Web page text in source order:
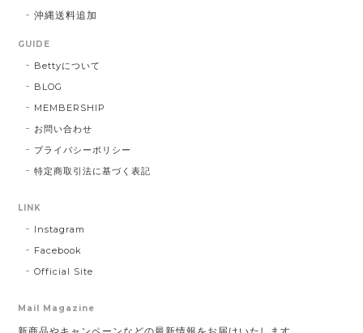
沖縄送料追加
GUIDE
Bettyについて
BLOG
MEMBERSHIP
お問い合わせ
プライバシーポリシー
特定商取引法に基づく表記
LINK
Instagram
Facebook
Official Site
Mail Magazine